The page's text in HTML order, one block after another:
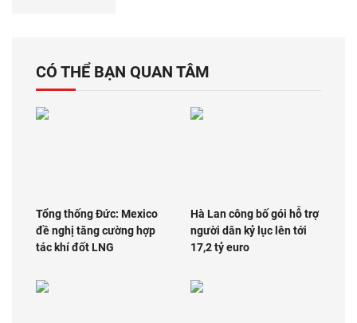
CÓ THỂ BẠN QUAN TÂM
Tổng thống Đức: Mexico
đề nghị tăng cường hợp
tác khí đốt LNG
Hà Lan công bố gói hỗ trợ
người dân kỷ lục lên tới
17,2 tỷ euro